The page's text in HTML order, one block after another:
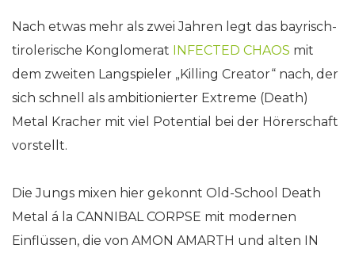
Nach etwas mehr als zwei Jahren legt das bayrisch-
tirolerische Konglomerat INFECTED CHAOS mit
dem zweiten Langspieler „Killing Creator“ nach, der
sich schnell als ambitionierter Extreme (Death)
Metal Kracher mit viel Potential bei der Hörerschaft
vorstellt.
Die Jungs mixen hier gekonnt Old-School Death
Metal á la CANNIBAL CORPSE mit modernen
Einflüssen, die von AMON AMARTH und alten IN